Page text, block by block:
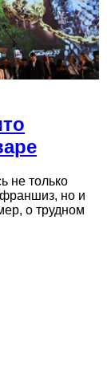
не только
но и
о трудном